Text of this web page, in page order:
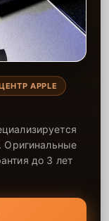
APPLE
Оригинальные
до 3 лет